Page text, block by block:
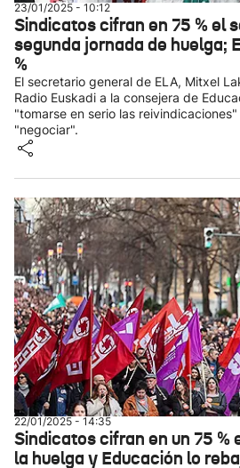
23/01/2025 - 10:12
Sindicatos cifran en 75 % el
segunda jornada de huelga;
%
El secretario general de ELA, Mitxel
Radio Euskadi a la consejera de
"tomarse en serio las
"negociar".
22/01/2025 - 14:35
Sindicatos cifran en un 75 %
la huelga y Educación lo